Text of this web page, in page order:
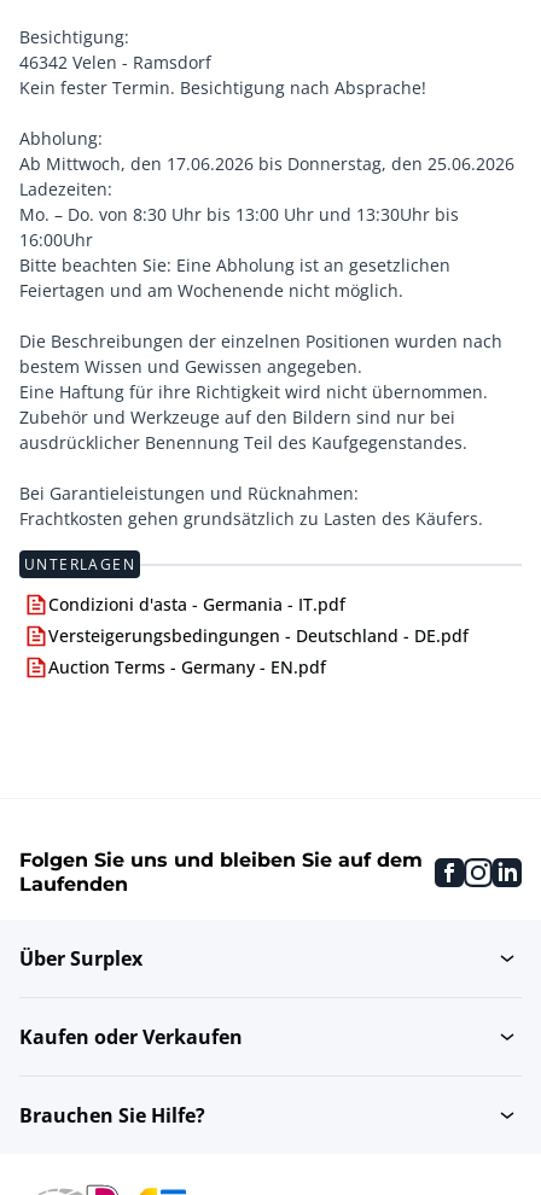
Besichtigung:
46342 Velen - Ramsdorf
Kein fester Termin. Besichtigung nach Absprache!
Abholung:
Ab Mittwoch, den 17.06.2026 bis Donnerstag, den 25.06.2026
Ladezeiten:
Mo. – Do. von 8:30 Uhr bis 13:00 Uhr und 13:30Uhr bis
16:00Uhr
Bitte beachten Sie: Eine Abholung ist an gesetzlichen
Feiertagen und am Wochenende nicht möglich.
Die Beschreibungen der einzelnen Positionen wurden nach
bestem Wissen und Gewissen angegeben.
Eine Haftung für ihre Richtigkeit wird nicht übernommen.
Zubehör und Werkzeuge auf den Bildern sind nur bei
ausdrücklicher Benennung Teil des Kaufgegenstandes.
Bei Garantieleistungen und Rücknahmen:
Frachtkosten gehen grundsätzlich zu Lasten des Käufers.
UNTERLAGEN
Condizioni d'asta - Germania - IT.pdf
Versteigerungsbedingungen - Deutschland - DE.pdf
Auction Terms - Germany - EN.pdf
Folgen Sie uns und bleiben Sie auf dem
Laufenden
Über Surplex
Kaufen oder Verkaufen
Brauchen Sie Hilfe?